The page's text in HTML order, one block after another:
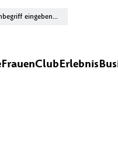
FrauenClubErlebnis